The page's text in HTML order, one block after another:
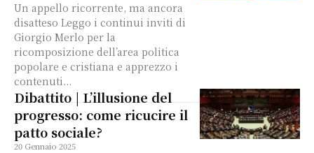
Un appello ricorrente, ma ancora
disatteso Leggo i continui inviti di
Giorgio Merlo per la
ricomposizione dell’area politica
popolare e cristiana e apprezzo i
contenuti...
Dibattito | L’illusione del
progresso: come ricucire il
patto sociale?
20 Gennaio 2025